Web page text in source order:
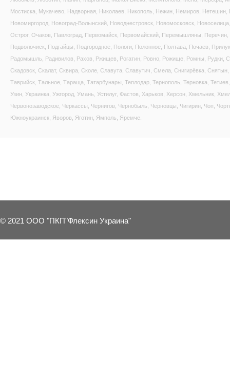
Мостиска, Мукачево, Надворная, Николаев, Никополь, Нежин, Немиров,
Новомиргород, Новоград-Волынский, Новоднестровск, Новомосковск,
Острог, Очаков, Павлоград, Первомайск, Первомайский, Перемышляны,
Подволочиск, Подгайцы, Подгородное, Пологи, Полонное, Полтава, Почаев,
Радомышль, Радивилов, Рахов, Ржищев, Рогатин, Ровно, Рожище, Ромны, Рудки,
Скадовск, Скалат, Сквира, Сколе, Славута, Славутич, Смела, Снигирёвка,
Таврийск, Тальное, Тараща, Татарбунары, Теплодар, Тернополь, Терновка,
Узин, Украинка, Ужгород, Умань, Устилуг, Фастов, Харьков, Херсон, Хмельник,
Червонозаводское, Черкассы, Чернигов, Чернобыль, Черновцы, Чигирин, Чоп,
Южноукраинск, Яворов, Яготин, Ямполь, Яремче.
© 2021 ООО "ПКП"Флексин Украина"